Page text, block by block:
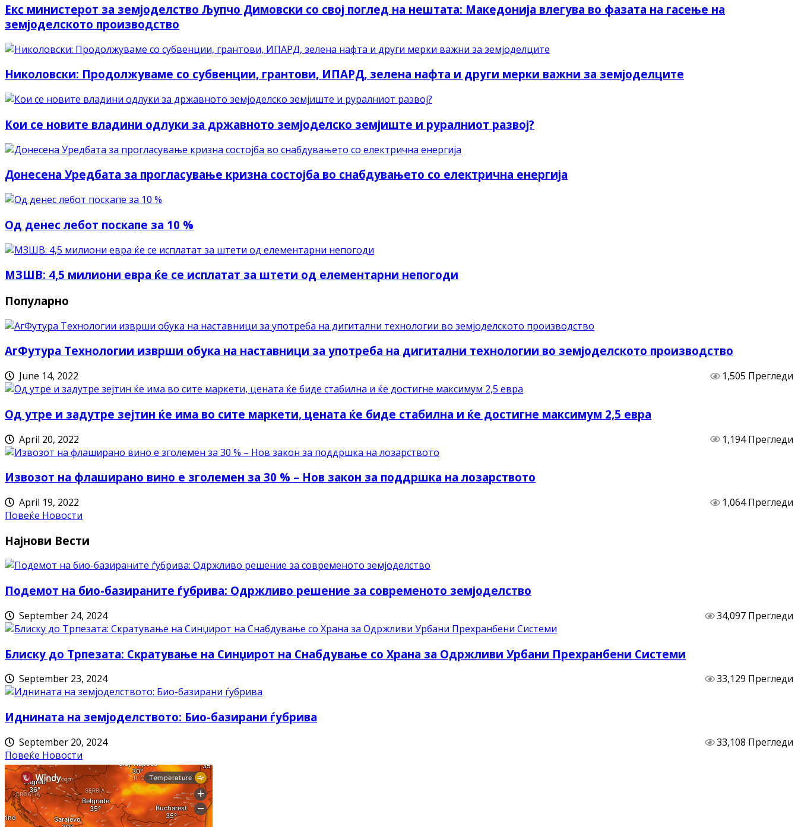
Екс министерот за земјоделство Љупчо Димовски со свој поглед на нештата: Македонија влегува во фазата на гасење на
земјоделското производство
Николовски: Продолжуваме со субвенции, грантови, ИПАРД, зелена нафта и други мерки важни за земјоделците
Кои се новите владини одлуки за државното земјоделско земјиште и руралниот развој?
Донесена Уредбата за прогласување кризна состојба во снабдувањето со електрична енергија
Од денес лебот поскапе за 10 %
МЗШВ: 4,5 милиони евра ќе се исплатат за штети од елементарни непогоди
Популарно
АгФутура Технологии изврши обука на наставници за употреба на дигитални технологии во земјоделското производство
June 14, 2022 1,505 Прегледи
Од утре и задутре зејтин ќе има во сите маркети, цената ќе биде стабилна и ќе достигне максимум 2,5 евра
April 20, 2022 1,194 Прегледи
Извозот на флаширано вино е зголемен за 30 % – Нов закон за поддршка на лозарството
April 19, 2022
1,064 Прегледи
Повеќе Новости
Најнови Вести
Подемот на био-базираните ѓубрива: Одржливо решение за современото земјоделство
September 24, 2024 34,097 Прегледи
Блиску до Трпезата: Скратување на Синџирот на Снабдување со Храна за Одржливи Урбани Прехранбени Системи
September 23, 2024 33,129 Прегледи
Иднината на земјоделството: Био-базирани ѓубрива
September 20, 2024
33,108 Прегледи
Повеќе Новости